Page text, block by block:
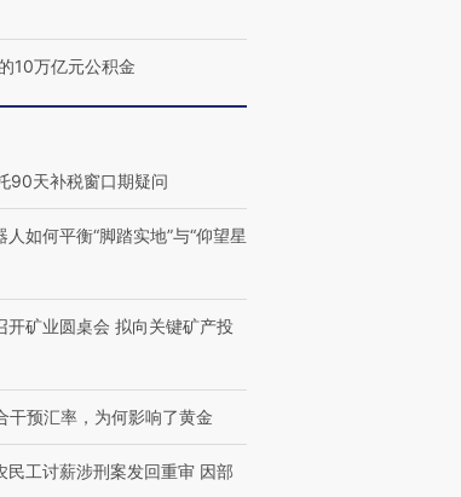
10万亿元公积金
90天补税窗口期疑问
人如何平衡“脚踏实地”与“仰望星
开矿业圆桌会 拟向关键矿产投
干预汇率，为何影响了黄金
民工讨薪涉刑案发回重审 因部